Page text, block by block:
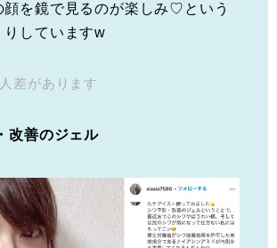
顔を鏡で見るのが楽しみ♡という
りしていますw
差があります
改善のジェル